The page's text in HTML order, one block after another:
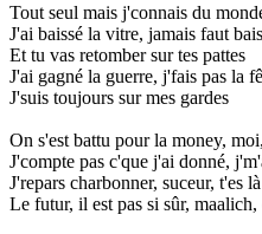
Tout seul mais j'connais du
J'ai baissé la vitre, jamais faut
Et tu vas retomber sur tes pattes
J'ai gagné la guerre, j'fais pas la
J'suis toujours sur mes gardes
On s'est battu pour la money,
J'compte pas c'que j'ai donné,
J'repars charbonner, suceur, t'es
Le futur, il est pas si sûr,